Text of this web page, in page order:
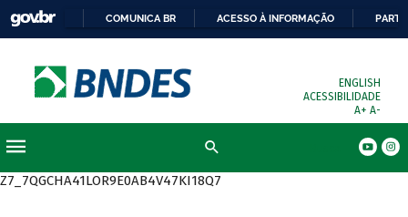
COMUNICA BR ACESSO À INFORMAÇÃO
ENGLISH
ACESSIBILIDADE
A+ A-
Z7_7QGCHA41LOR9E0AB4V47KI18Q7